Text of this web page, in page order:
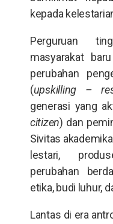
kepada
Perguruan
masyarakat
perubahan
(upskilling –
generasi yang
citizen) dan
Sivitas
lestari,
perubahan
etika, budi luhur,
Lantas di era